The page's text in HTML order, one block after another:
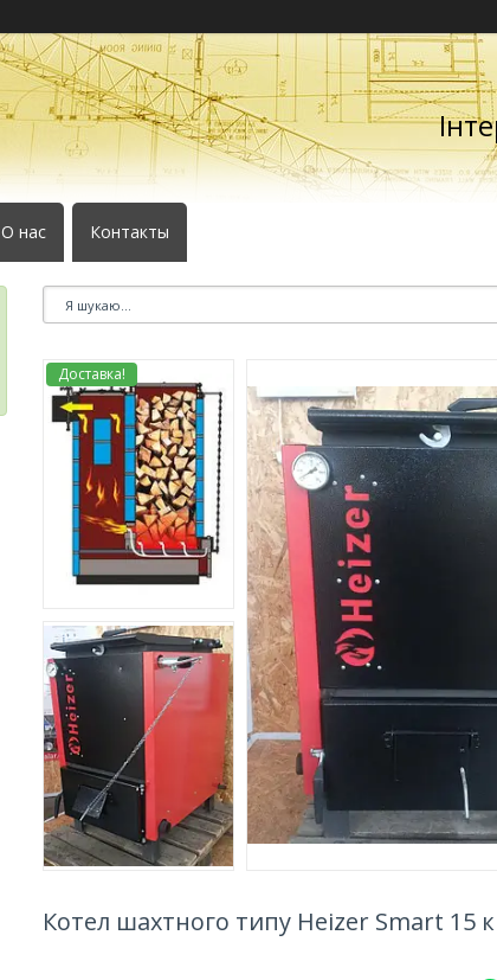
О нас Контакты
Доставка!
Котел шахтного типу Heizer Smart 15